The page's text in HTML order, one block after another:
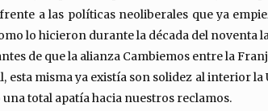
a las políticas neoliberales que ya
lo hicieron durante la década del noventa
de que la alianza Cambiemos entre la
esta misma ya existía son solidez al interior la
total apatía hacia nuestros reclamos.